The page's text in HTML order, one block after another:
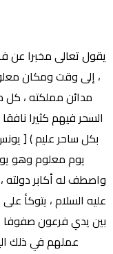
يقول تعالى مخبرا عن
، إلى وقت ومكان
مدائن مملكته ،
السحر فيهم كثيرا
يوم معلوم وهو
واصطف له أكابر
عليه السلام ، يتوكأ
بين يدي فرعون صفوفا
عملهم في ذلك